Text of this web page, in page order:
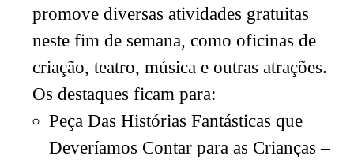
promove diversas atividades gratuitas
neste fim de semana, como oficinas de
criação, teatro, música e outras atrações.
Os destaques ficam para:
Peça Das Histórias Fantásticas que
Deveríamos Contar para as Crianças –